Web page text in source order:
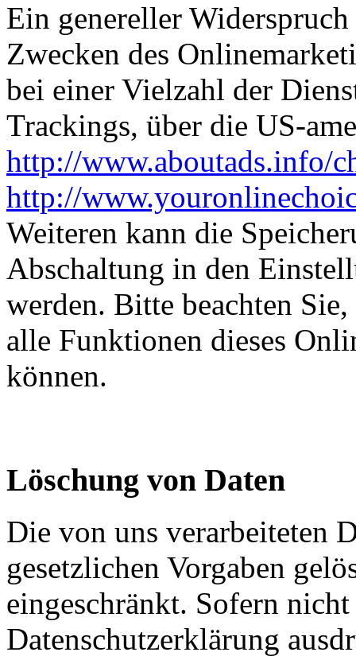
Ein genereller
Zwecken des
bei einer Vielzahl der
Trackings, über die US-
http://www.aboutads.info/
http://
Weiteren kann die
Abschaltung in den
werden. Bitte beachten
alle Funktionen dieses
können.
Löschung von Daten
Die von uns verarbeiteten
gesetzlichen Vorgaben
eingeschränkt. Sofern
Datenschutzerklärung